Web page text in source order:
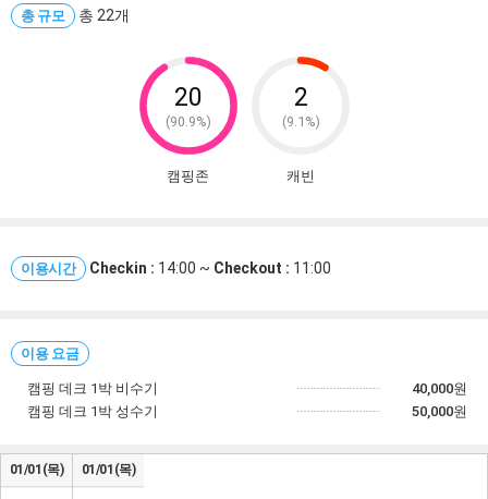
08-11(화) 일출
05:39 ~
일출 05:40 ~ 일몰
일출 05:40 ~ 일몰 19:22
총 규모 총 22개
20
(90.9%)
캠핑존
2
(9.1%)
캐빈
이용시간 Checkin : 14:00 ~ Checkout : 11:00
이용 요금
캠핑 데크 1박 비수기 40,000원
캠핑 데크 1박 성수기
50,000원
01/01(목) 01/01(목)